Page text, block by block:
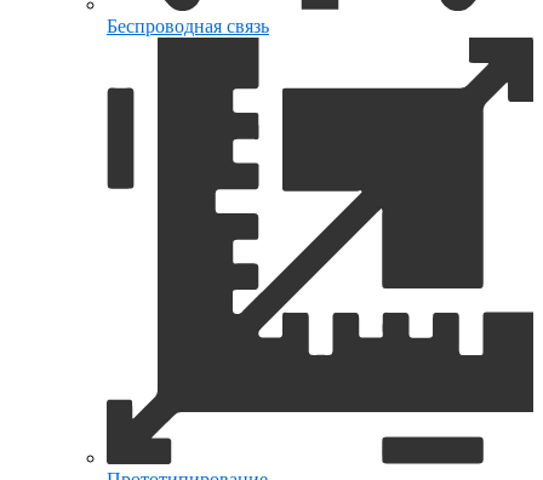
Беспроводная связь